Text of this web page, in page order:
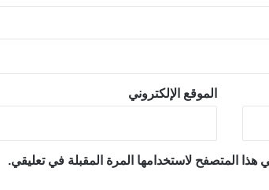
الموقع الإلكتروني
هذا المتصفح لاستخدامها المرة المقبلة في تعليقي.